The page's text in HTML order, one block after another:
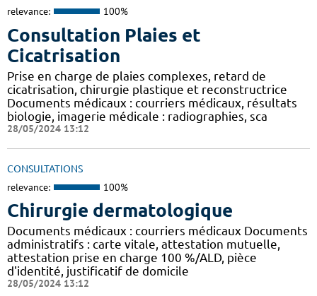
relevance: 100%
Consultation Plaies et
Cicatrisation
Prise en charge de plaies complexes, retard de
cicatrisation, chirurgie plastique et reconstructrice
Documents médicaux : courriers médicaux, résultats
biologie, imagerie médicale : radiographies, sca
28/05/2024 13:12
CONSULTATIONS
relevance: 100%
Chirurgie dermatologique
Documents médicaux : courriers médicaux Documents
administratifs : carte vitale, attestation mutuelle,
attestation prise en charge 100 %/ALD, pièce
d'identité, justificatif de domicile
28/05/2024 13:12